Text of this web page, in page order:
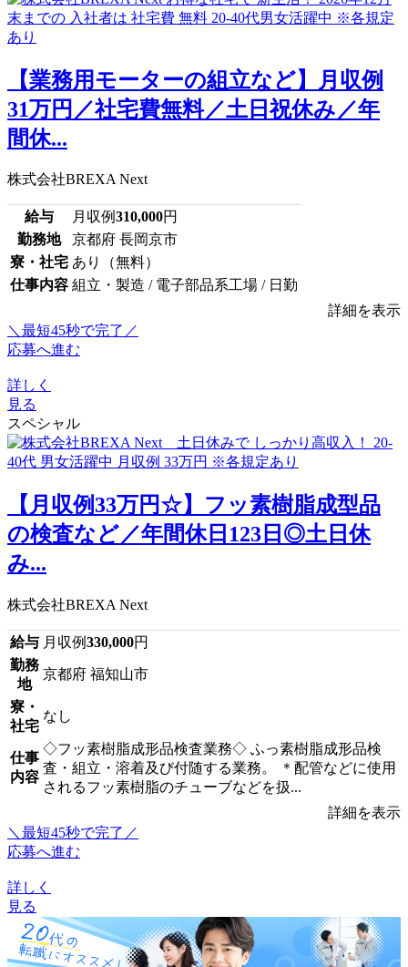
【業務用モーターの組立など】月収例
31万円／社宅費無料／土日祝休み／年
間休...
株式会社BREXA Next
給与 月収例310,000円
勤務地
京都府 長岡京市
寮・社宅 あり（無料）
仕事内容 組立・製造 / 電子部品系工場 / 日勤
詳細を表示
＼最短45秒で完了／
応募へ進む
詳しく
見る
スペシャル
【月収例33万円☆】フッ素樹脂成型品
の検査など／年間休日123日◎土日休
み...
株式会社BREXA Next
給与 月収例330,000円
勤務
地
京都府 福知山市
寮・
社宅
なし
仕事
内容
◇フッ素樹脂成形品検査業務◇ ふっ素樹脂成形品検
査・組立・溶着及び付随する業務。 ＊配管などに使用
されるフッ素樹脂のチューブなどを扱...
詳細を表示
＼最短45秒で完了／
応募へ進む
詳しく
見る